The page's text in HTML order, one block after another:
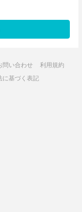
問い合わせ
利用規約
に基づく表記